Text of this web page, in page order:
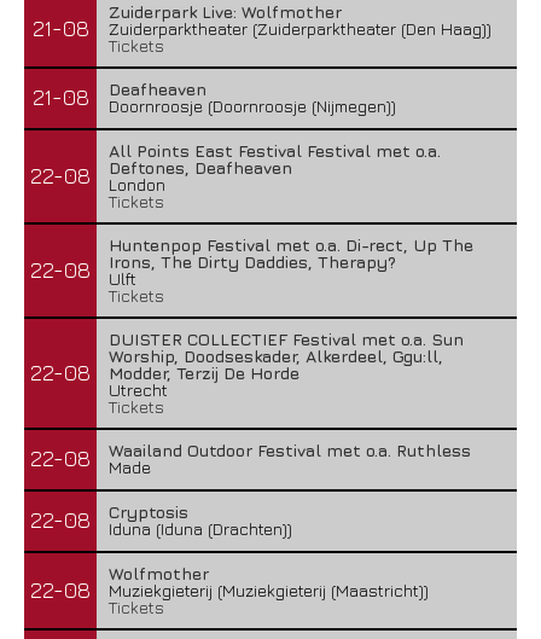
21-08
Zuiderpark Live: Wolfmother
Zuiderparktheater (Zuiderparktheater (Den Haag))
Tickets
21-08
Deafheaven
Doornroosje (Doornroosje (Nijmegen))
22-08
All Points East Festival Festival met o.a.
Deftones, Deafheaven
London
Tickets
22-08
Huntenpop Festival met o.a. Di-rect, Up The
Irons, The Dirty Daddies, Therapy?
Ulft
Tickets
22-08
DUISTER COLLECTIEF Festival met o.a. Sun
Worship, Doodseskader, Alkerdeel, Ggu:ll,
Modder, Terzij De Horde
Utrecht
Tickets
22-08
Waailand Outdoor Festival met o.a. Ruthless
Made
22-08
Cryptosis
Iduna (Iduna (Drachten))
22-08
Wolfmother
Muziekgieterij (Muziekgieterij (Maastricht))
Tickets